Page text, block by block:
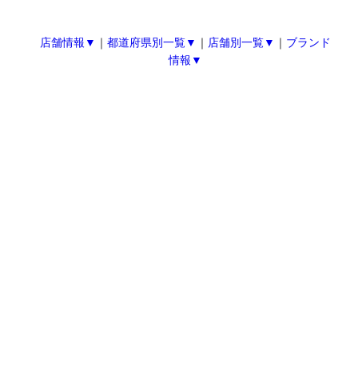
店舗情報▼ ｜ 都道府県別一覧▼ ｜ 店舗別一覧▼ ｜ ブランド
情報▼